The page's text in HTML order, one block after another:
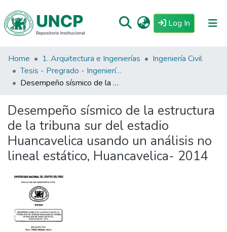
Log In (current)
Repositorio
Tutoriales
Estadisticas
Home 1. Arquitectura e Ingenierías
Ingeniería Civil
Tesis - Pregrado - Ingeniería Civil
Desempeño sísmico de la estructura de la tribuna sur del estadio Huancavelica usando un análisis no lineal estático, Huancavelica- 2014
Desempeño sísmico de la estructura
de la tribuna sur del estadio
Huancavelica usando un análisis no
lineal estático, Huancavelica- 2014